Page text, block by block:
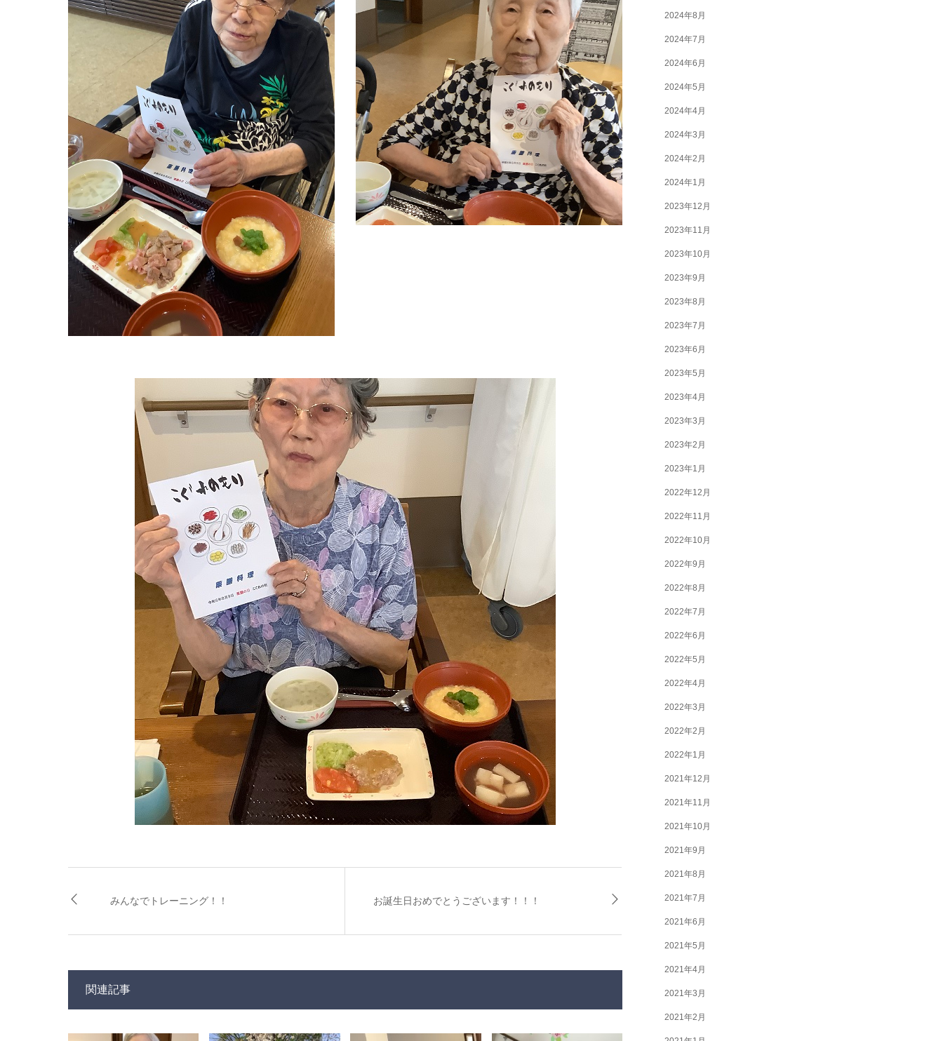
みんなでトレーニング！！ お誕生日おめでとうございます！！！
関連記事
2024年8月
2024年7月
2024年6月
2024年5月
2024年4月
2024年3月
2024年2月
2024年1月
2023年12月
2023年11月
2023年10月
2023年9月
2023年8月
2023年7月
2023年6月
2023年5月
2023年4月
2023年3月
2023年2月
2023年1月
2022年12月
2022年11月
2022年10月
2022年9月
2022年8月
2022年7月
2022年6月
2022年5月
2022年4月
2022年3月
2022年2月
2022年1月
2021年12月
2021年11月
2021年10月
2021年9月
2021年8月
2021年7月
2021年6月
2021年5月
2021年4月
2021年3月
2021年2月